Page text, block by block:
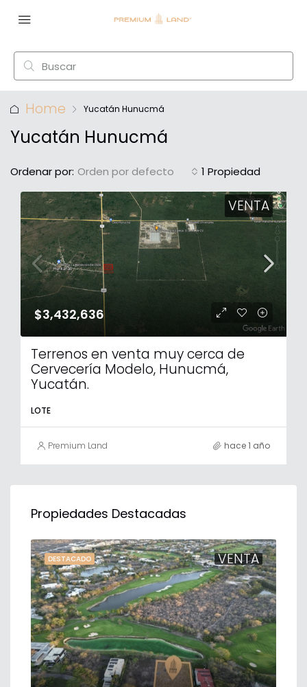
Home Yucatán Hunucmá
Yucatán Hunucmá
1 Propiedad
Ordenar por: Orden por defecto
VENTA
$3,432,636
Terrenos en venta muy cerca de
Cervecería Modelo, Hunucmá,
Yucatán.
LOTE
Premium Land hace 1 año
Propiedades Destacadas
VENTA
DESTACADO